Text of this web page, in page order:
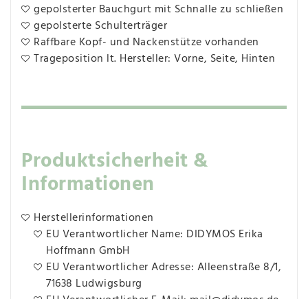
gepolsterter Bauchgurt mit Schnalle zu schließen
gepolsterte Schulterträger
Raffbare Kopf- und Nackenstütze vorhanden
Trageposition lt. Hersteller: Vorne, Seite, Hinten
Produktsicherheit &
Informationen
Herstellerinformationen
EU Verantwortlicher Name: DIDYMOS Erika
Hoffmann GmbH
EU Verantwortlicher Adresse: Alleenstraße 8/1,
71638 Ludwigsburg